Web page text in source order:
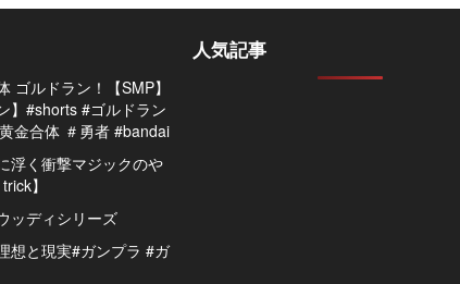
ゴルドラン！【SMP】
】#shorts #ゴルドラン
金合体 ＃勇者 #bandai
浮く衝撃マジックのや
】
ッディシリーズ
想と現実#ガンプラ #ガ
人気記事